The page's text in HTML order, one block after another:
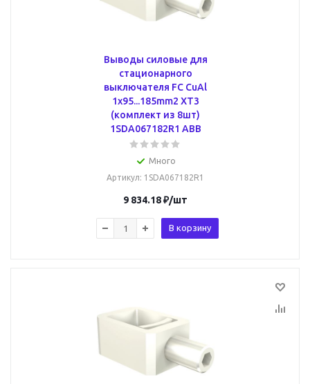
Выводы силовые для
стационарного
выключателя FC CuAl
1x95...185mm2 XT3
(комплект из 8шт)
1SDA067182R1 ABB
Много
Артикул: 1SDA067182R1
9 834.18₽/шт
В корзину